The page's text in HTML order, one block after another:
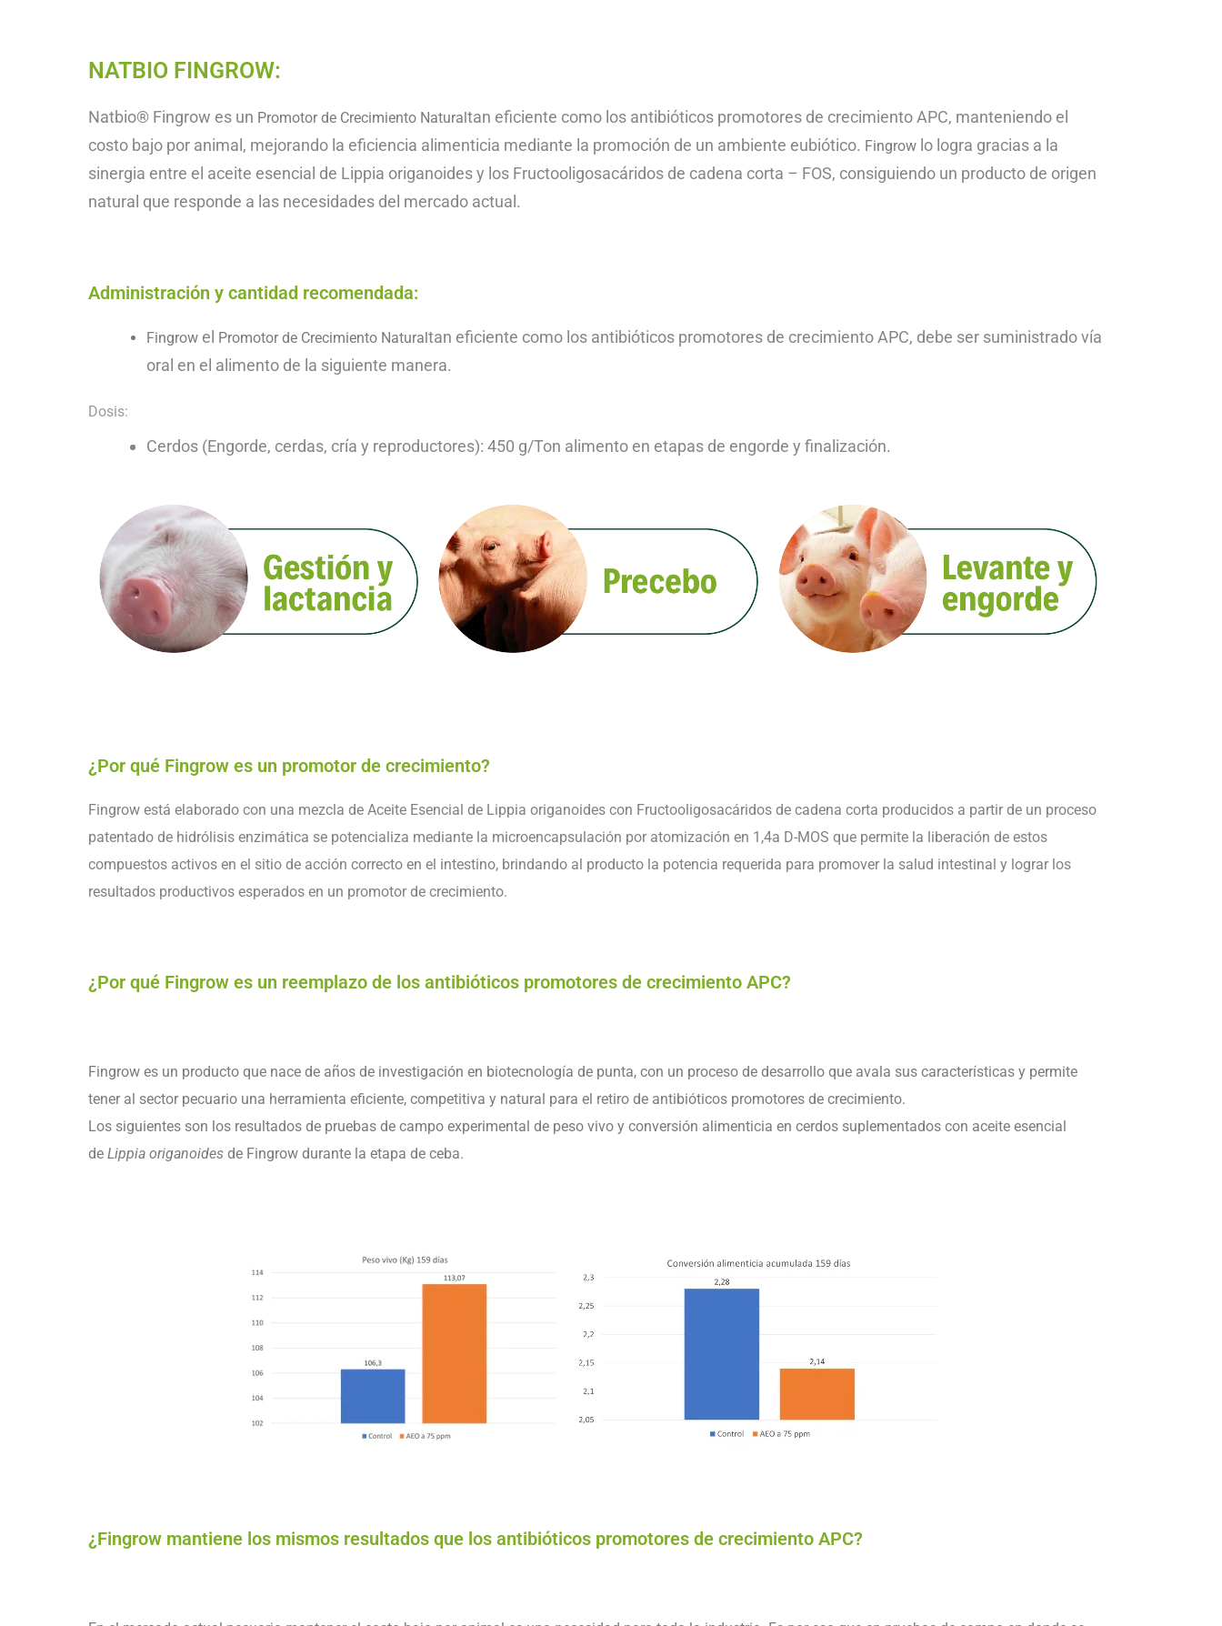
NATBIO FINGROW:
Natbio® Fingrow es un Promotor de Crecimiento Naturaltan eficiente como los antibióticos promotores de crecimiento APC, manteniendo el
costo bajo por animal, mejorando la eficiencia alimenticia mediante la promoción de un ambiente eubiótico. Fingrow lo logra gracias a la
sinergia entre el aceite esencial de Lippia origanoides y los Fructooligosacáridos de cadena corta – FOS, consiguiendo un producto de origen
natural que responde a las necesidades del mercado actual.
Administración y cantidad recomendada:
Fingrow el Promotor de Crecimiento Naturaltan eficiente como los antibióticos promotores de crecimiento APC, debe ser suministradovía
oral en el alimento de la siguiente manera.
Dosis:
Cerdos (Engorde, cerdas, cría y reproductores): 450 g/Ton alimento en etapas de engorde y finalización.
¿Por qué Fingrow es un promotor de crecimiento?
Fingrow está elaborado con una mezcla de Aceite Esencial de Lippia origanoides con Fructooligosacáridos de cadena corta producidos a partir de un proceso
patentado de hidrólisis enzimática se potencializa mediante la microencapsulación por atomización en 1,4a D-MOS que permite la liberación de estos
compuestos activos en el sitio de acción correcto en el intestino, brindando al producto la potencia requerida para promover la salud intestinal y lograr los
resultados productivos esperados en un promotor de crecimiento.
¿Por qué Fingrow es un reemplazo de los antibióticos promotores de crecimiento APC?
Fingrow es un producto que nace de años de investigación en biotecnología de punta, con un proceso de desarrollo que avala sus características y permite
tener al sector pecuario una herramienta eficiente, competitiva y natural para el retiro de antibióticos promotores de crecimiento.
Los siguientes son los resultados de pruebas de campo experimental de peso vivo y conversión alimenticia en cerdos suplementados con aceite esencial
de Lippia origanoides de Fingrow durante la etapa de ceba.
¿Fingrow mantiene los mismos resultados que los antibióticos promotores de crecimiento APC?